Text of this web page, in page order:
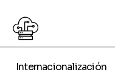
Internacionalización